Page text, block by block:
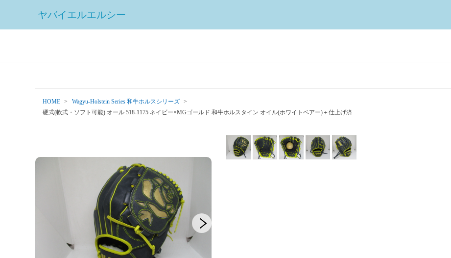
ヤバイエルエルシー
HOME
Wagyu-Holstein Series 和牛ホルスシリーズ
硬式(軟式・ソフト可能) オール 518-1175 ネイビー×MGゴールド 和牛ホルスタイン オイル(ホワイトベアー)＋仕上げ済